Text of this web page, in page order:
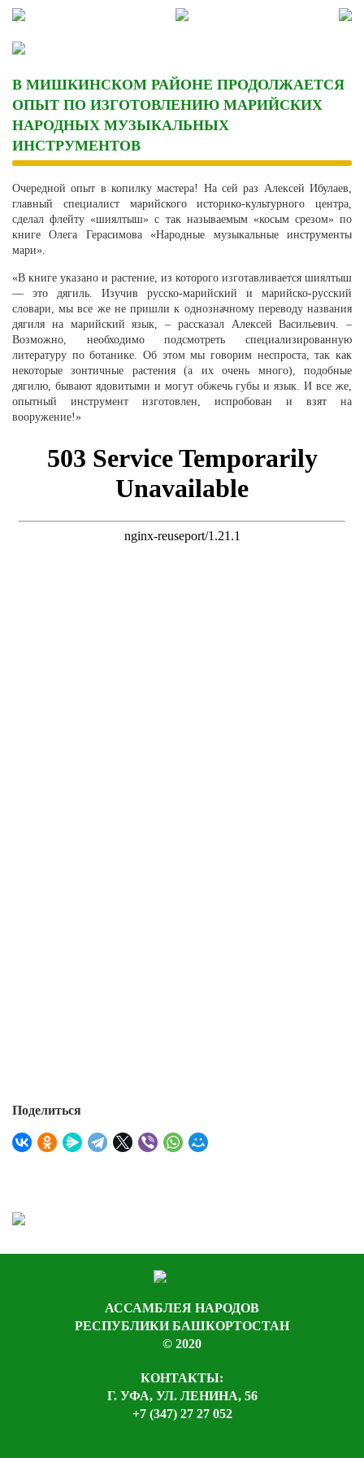
Skip
content
В МИШКИНСКОМ РАЙОНЕ ПРОДОЛЖАЕТСЯ
ОПЫТ ПО ИЗГОТОВЛЕНИЮ МАРИЙСКИХ
НАРОДНЫХ МУЗЫКАЛЬНЫХ
ИНСТРУМЕНТОВ
Очередной опыт в копилку мастера! На сей раз Алексей Ибулаев,
главный специалист марийского историко-культурного центра,
сделал флейту «шиялтыш» с так называемым «косым срезом» по
книге Олега Герасимова «Народные музыкальные инструменты
мари».
«В книге указано и растение, из которого изготавливается шиялтыш
— это дягиль. Изучив русско-марийский и марийско-русский
словари, мы все же не пришли к однозначному переводу названия
дягиля на марийский язык, – рассказал Алексей Васильевич. –
Возможно, необходимо подсмотреть специализированную
литературу по ботанике. Об этом мы говорим неспроста, так как
некоторые зонтичные растения (а их очень много), подобные
дягилю, бывают ядовитыми и могут обжечь губы и язык. И все же,
опытный инструмент изготовлен, испробован и взят на
вооружение!»
Поделиться
АССАМБЛЕЯ НАРОДОВ
РЕСПУБЛИКИ БАШКОРТОСТАН
© 2020
КОНТАКТЫ:
Г. УФА, УЛ. ЛЕНИНА, 56
+7 (347) 27 27 052